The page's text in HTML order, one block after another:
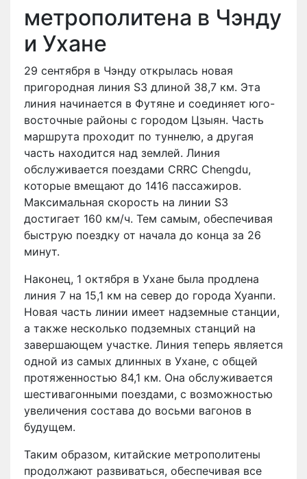
метрополитена в Чэнду
и Ухане
29 сентября в Чэнду открылась новая
пригородная линия S3 длиной 38,7 км. Эта
линия начинается в Футяне и соединяет юго-
восточные районы с городом Цзыян. Часть
маршрута проходит по туннелю, а другая
часть находится над землей. Линия
обслуживается поездами CRRC Chengdu,
которые вмещают до 1416 пассажиров.
Максимальная скорость на линии S3
достигает 160 км/ч. Тем самым, обеспечивая
быструю поездку от начала до конца за 26
минут.
Наконец, 1 октября в Ухане была продлена
линия 7 на 15,1 км на север до города Хуанпи.
Новая часть линии имеет надземные станции,
а также несколько подземных станций на
завершающем участке. Линия теперь является
одной из самых длинных в Ухане, с общей
протяженностью 84,1 км. Она обслуживается
шестивагонными поездами, с возможностью
увеличения состава до восьми вагонов в
будущем.
Таким образом, китайские метрополитены
продолжают развиваться, обеспечивая все